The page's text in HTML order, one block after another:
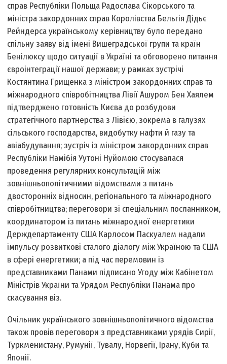
справ Республіки Польща Радослава Сікорського та
міністра закордонних справ Королівства Бельгія Дідьє
Рейндерса українському керівництву було передано
спільну заяву від імені Вишеградської групи та країн
Бенілюксу щодо ситуації в Україні та обговорено питання
євроінтеграції нашої держави; у рамках зустрічі
Костянтина Грищенка з міністром закордонних справ та
міжнародного співробітництва Лівії Ашуром Бен Хаялем
підтверджено готовність Києва до розбудови
стратегічного партнерства з Лівією, зокрема в галузях
сільського господарства, видобутку нафти й газу та
авіабудування; зустріч із міністром закордонних справ
Республіки Намібія Уутоні Нуйомою стосувалася
проведення регулярних консультацій між
зовнішньополітичними відомствами з питань
двосторонніх відносин, регіонального та міжнародного
співробітництва; переговори зі спеціальним посланником,
координатором із питань міжнародної енергетики
Держдепартаменту США Карлосом Паскуалем надали
імпульсу розвиткові сталого діалогу між Україною та США
в сфері енергетики; а під час перемовин із
представниками Панами підписано Угоду між Кабінетом
Міністрів України та Урядом Республіки Панама про
скасування віз.
Очільник українського зовнішньополітичного відомства
також провів переговори з представниками урядів Сирії,
Туркменистану, Румунії, Тувалу, Норвегії, Ірану, Куби та
Японії.